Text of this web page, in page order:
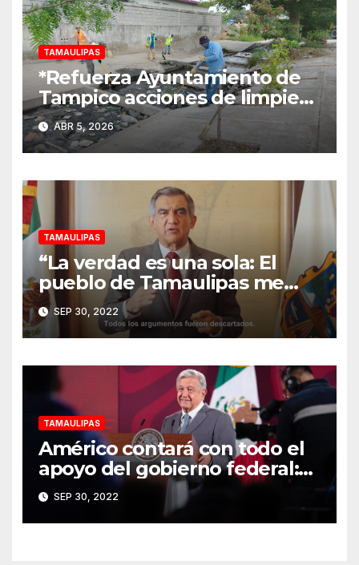
TAMAULIPAS
*Refuerza Ayuntamiento de
Tampico acciones de limpieza
durante periodo vacacional*
ABR 5, 2026
TAMAULIPAS
“La verdad es una sola: El
pueblo de Tamaulipas me
eligió gobernador”, aseguró
SEP 30, 2022
TAMAULIPAS
Américo contará con todo el
apoyo del gobierno federal:
AMLO
SEP 30, 2022